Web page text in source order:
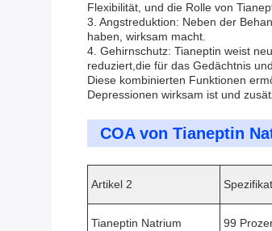
Flexibilität, und die Rolle von
3. Angstreduktion: Neben der
haben, wirksam macht.
4. Gehirnschutz: Tianeptin weist
reduziert,die für das Gedächtnis
Diese kombinierten Funktionen
Depressionen wirksam ist und
COA von Tianeptin
Artikel 2
Tianeptin Natrium 99